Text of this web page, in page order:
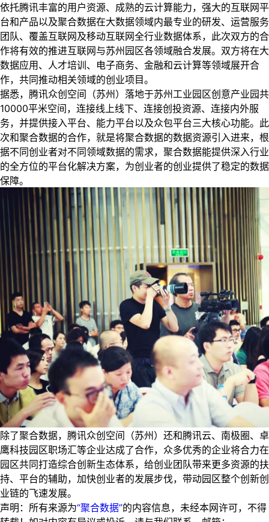
依托腾讯丰富的用户资源、成熟的云计算能力，强大的互联网平
台和产品以及聚合数据在大数据领域内最专业的研发、运营服务
团队、覆盖互联网及移动互联网全行业数据体系，此次双方的合
作将有效的推进互联网与苏州园区各领域融合发展。双方将在大
数据应用、人才培训、电子商务、金融和云计算等领域展开合
作，共同推动相关领域的创业项目。
据悉，腾讯众创空间（苏州）落地于苏州工业园区创意产业园共
10000平米空间，连接线上线下、连接创投资源、连接内外服
务，并提供接入平台、能力平台以及众包平台三大核心功能。此
次和聚合数据的合作，就是将聚合数据的数据资源引入进来，根
据不同创业者对不同领域数据的需求，聚合数据能提供深入行业
的全方位的平台化解决方案，为创业者的创业提供了稳定的数据
保障。
除了聚合数据，腾讯众创空间（苏州）还和腾讯云、南极圈、卓
鹰科技园区职场汇等企业达成了合作，众多优秀的企业将合力在
园区共同打造综合创新生态体系，给创业团队带来更多资源的扶
持、平台的辅助，加快创业者的发展步伐，带动园区整个创新创
业链的飞速发展。
声明：所有来源为“聚合数据”的内容信息，未经本网许可，不得